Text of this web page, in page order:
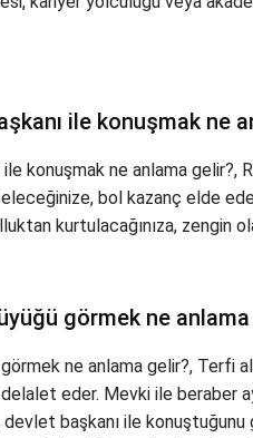
ile konuşmak ne
konuşmak ne anlama gelir?,
bol kazanç elde
kurtulacağınıza, zengin
görmek ne
ne anlama gelir?, Terfi
eder. Mevki ile beraber
devlet başkanı ile konuştuğunu